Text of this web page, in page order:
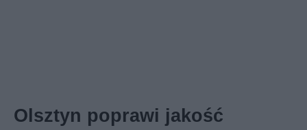
Olsztyn poprawi jakość